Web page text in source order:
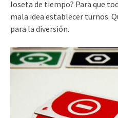
loseta de tiempo? Para que
mala idea establecer turnos.
para la diversión.